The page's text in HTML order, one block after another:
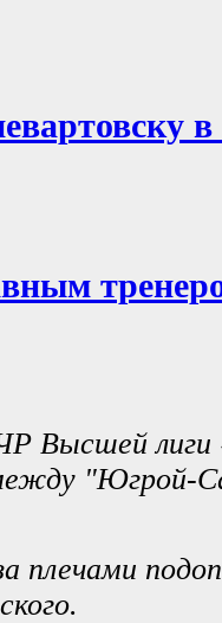
в
Высшей
"Югрой-
плечами